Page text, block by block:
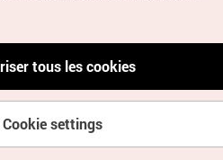
demandes de renseignements,
tous les cookies
Cookie settings